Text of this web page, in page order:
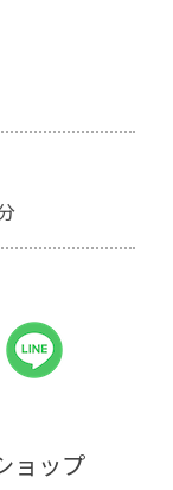
ョップ